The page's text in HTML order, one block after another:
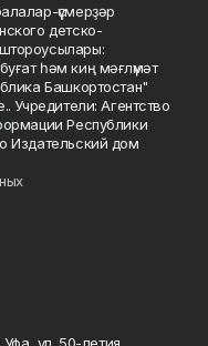
үҫмерҙәр
детско-
һәм киң мәғлүмәт
Башкортостан"
Учредители: Агентство
Республики
Издательский дом